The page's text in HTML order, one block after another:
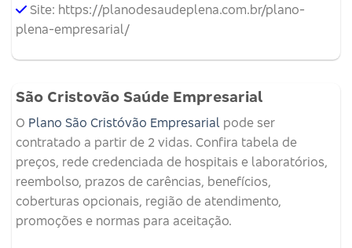
Site: https://planodesaudeplena.com.br/plano-
plena-empresarial/
São Cristovão Saúde Empresarial
O Plano São Cristóvão Empresarial pode ser
contratado a partir de 2 vidas. Confira tabela de
preços, rede credenciada de hospitais e laboratórios,
reembolso, prazos de carências, benefícios,
coberturas opcionais, região de atendimento,
promoções e normas para aceitação.